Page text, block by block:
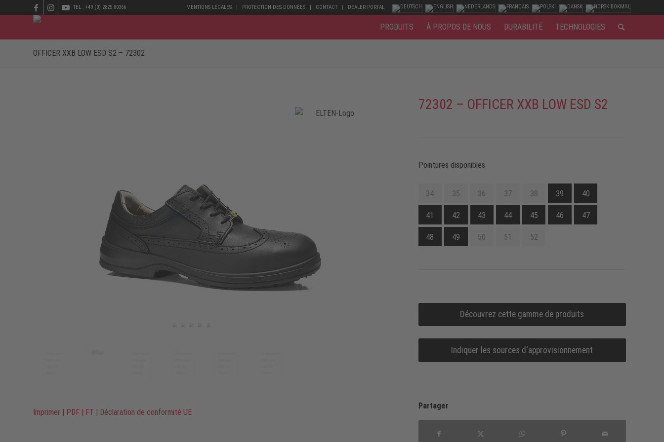
MENTIONS LÉGALES PROTECTION DES DONNÉES CONTACT DEALER PORTAL
TEL.: +49 (0) 2825 80366
PRODUITS À PROPOS DE NOUS DURABILITÉ TECHNOLOGIES
OFFICER XXB LOW ESD S2 – 72302
Imprimer | PDF | FT | Déclaration de conformité UE
72302 – OFFICER XXB LOW ESD S2
Pointures disponibles
34 35 36 37 38 39 40
41 42 43 44 45 46 47
48 49 50 51 52
Découvrez cette gamme de produits
Indiquer les sources d‘approvisionnement
Partager